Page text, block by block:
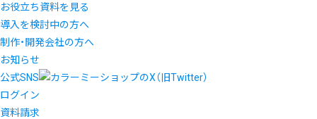
お役立ち資料を見る
導入を検討中の方へ
制作・開発会社の方へ
お知らせ
公式SNS
ログイン
資料請求